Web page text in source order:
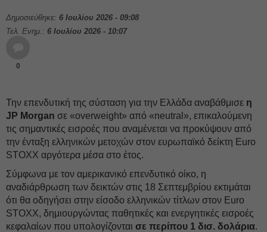
Δημοσιεύθηκε: 6 Ιουλίου 2026 - 09:08
Τελ. Ενημ.: 6 Ιουλίου 2026 - 10:07
0
Την επενδυτική της σύσταση για την Ελλάδα αναβάθμισε η
JP Morgan σε «overweight» από «neutral», επικαλούμενη
τις σημαντικές εισροές που αναμένεται να προκύψουν από
την ένταξη ελληνικών μετοχών στον ευρωπαϊκό δείκτη Euro
STOXX αργότερα μέσα στο έτος.
Σύμφωνα με τον αμερικανικό επενδυτικό οίκο, η
αναδιάρθρωση των δεικτών στις 18 Σεπτεμβρίου εκτιμάται
ότι θα οδηγήσει στην είσοδο ελληνικών τίτλων στον Euro
STOXX, δημιουργώντας παθητικές και ενεργητικές εισροές
κεφαλαίων που υπολογίζονται σε περίπου 1 δισ. δολάρια.